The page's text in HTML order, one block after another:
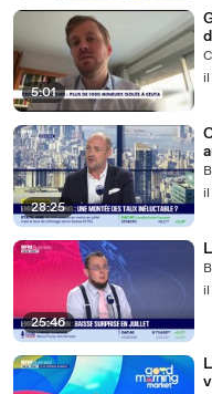
5:01
il
28:25
il
25:46
il